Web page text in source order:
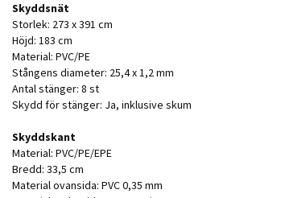
Skyddsnät
Storlek: 273 x 391 cm
Höjd: 183 cm
Material: PVC/PE
Stångens diameter: 25,4 x 1,2 mm
Antal stänger: 8 st
Skydd för stänger: Ja, inklusive skum
Skyddskant
Material: PVC/PE/EPE
Bredd: 33,5 cm
Material ovansida: PVC 0,35 mm